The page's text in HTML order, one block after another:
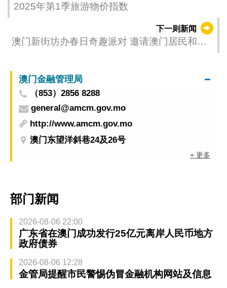
2025年第1季旅游物价指数
下一则新闻
澳门新街坊办春日奇趣派对 邀请澳门居民和春
澳门金融管理局
（853）2856 8288
general@amcm.gov.mo
http://www.amcm.gov.mo
澳门东望洋斜巷24及26号
+ 更多
部门新闻
2026-08-06 22:00
广东省在澳门成功发行25亿元离岸人民币地方
政府债券
2026-08-06 12:28
金管局提醒市民警惕伪冒金融机构网站及信息